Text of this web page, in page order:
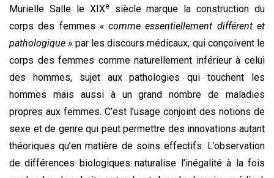
Murielle Salle le XIXesiècle marque la construction du
corps des femmes « comme essentiellement différent et
pathologique » par les discours médicaux, qui conçoivent le
corps des femmes comme naturellement inférieur à celui
des hommes, sujet aux pathologies qui touchent les
hommes mais aussi à un grand nombre de maladies
propres aux femmes. C’est l’usage conjoint des notions de
sexe et de genre qui peut permettre des innovations autant
théoriques qu’en matière de soins effectifs. L’observation
de différences biologiques naturalise l’inégalité à la fois